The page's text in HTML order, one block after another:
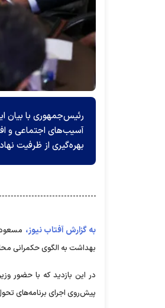
رئیس‌جمهوری با بیان
آسیب‌های اجتماعی و
بهره‌گیری از ظرفیت
به گزارش آفتاب نیوز، مسعود
بهداشت به الگوی حکمرانی
در این بازدید که با حضور
پیش‌روی اجرای برنامه‌های